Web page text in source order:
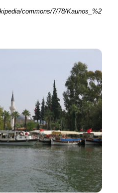
commons/7/78/Kaunos_%2